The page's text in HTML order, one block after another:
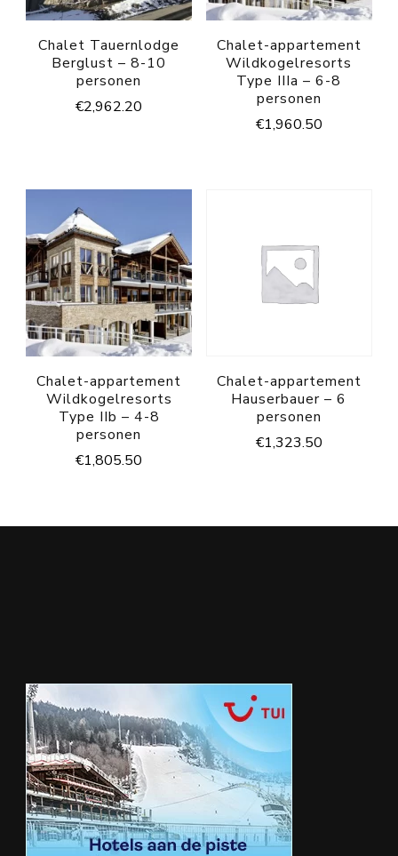
Chalet Tauernlodge
Berglust – 8-10
personen
€2,962.20
Chalet-appartement
Wildkogelresorts
Type IIIa – 6-8
personen
€1,960.50
Chalet-appartement
Wildkogelresorts
Type IIb – 4-8
personen
€1,805.50
Chalet-appartement
Hauserbauer – 6
personen
€1,323.50